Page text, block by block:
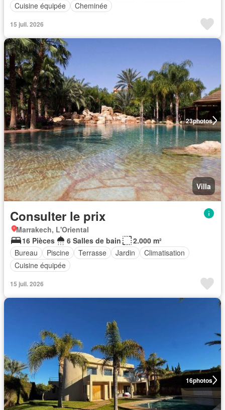
Cuisine équipée
Cheminée
15 juil. 2026
23photos
Villa
Consulter le prix
Marrakech, L'Oriental
16 Pièces
6 Salles de bain
2.000 m²
Bureau
Piscine Terrasse Jardin
Climatisation
Cuisine équipée
15 juil. 2026
16photos